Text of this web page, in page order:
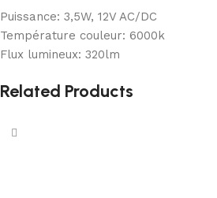
Puissance: 3,5W, 12V AC/DC
Température couleur: 6000k
Flux lumineux: 320lm
Related Products